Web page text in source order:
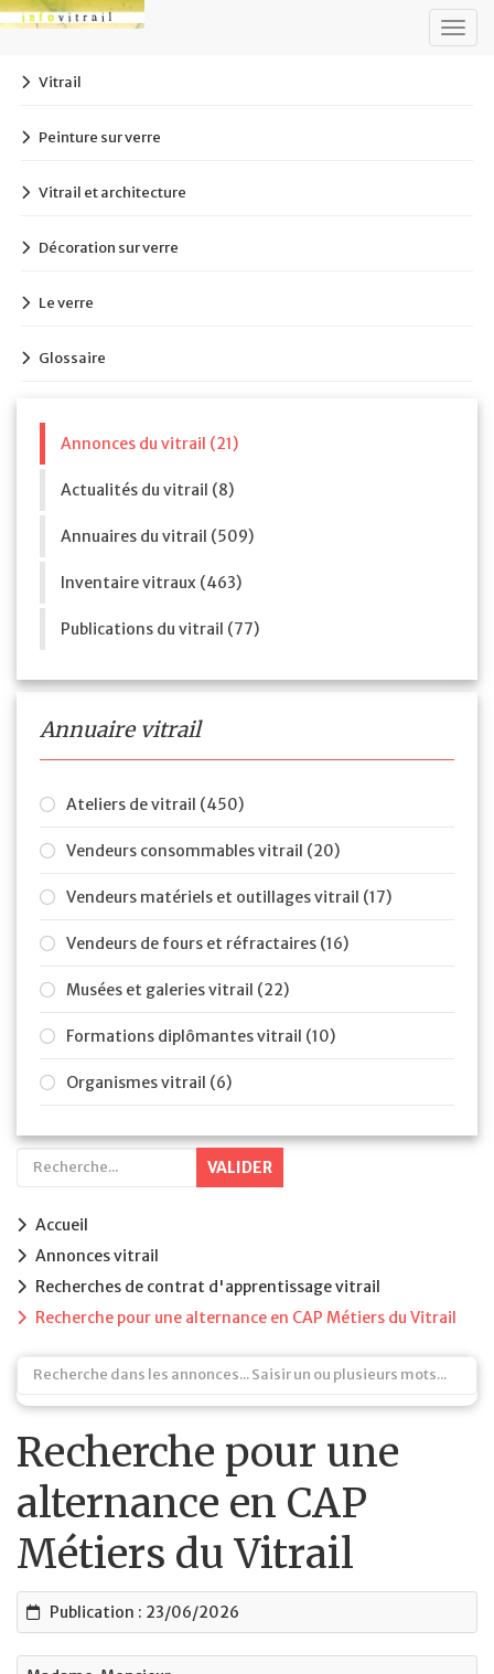
Vitrail
Peinture sur verre
Vitrail et architecture
Décoration sur verre
Le verre
Glossaire
Annonces du vitrail (21)
Actualités du vitrail (8)
Annuaires du vitrail (509)
Inventaire vitraux (463)
Publications du vitrail (77)
Annuaire vitrail
Ateliers de vitrail (450)
Vendeurs consommables vitrail (20)
Vendeurs matériels et outillages vitrail (17)
Vendeurs de fours et réfractaires (16)
Musées et galeries vitrail (22)
Formations diplômantes vitrail (10)
Organismes vitrail (6)
VALIDER
Accueil
Annonces vitrail
Recherches de contrat d'apprentissage vitrail
Recherche pour une alternance en CAP Métiers du Vitrail
Recherche pour une
alternance en CAP
Métiers du Vitrail
Publication : 23/06/2026